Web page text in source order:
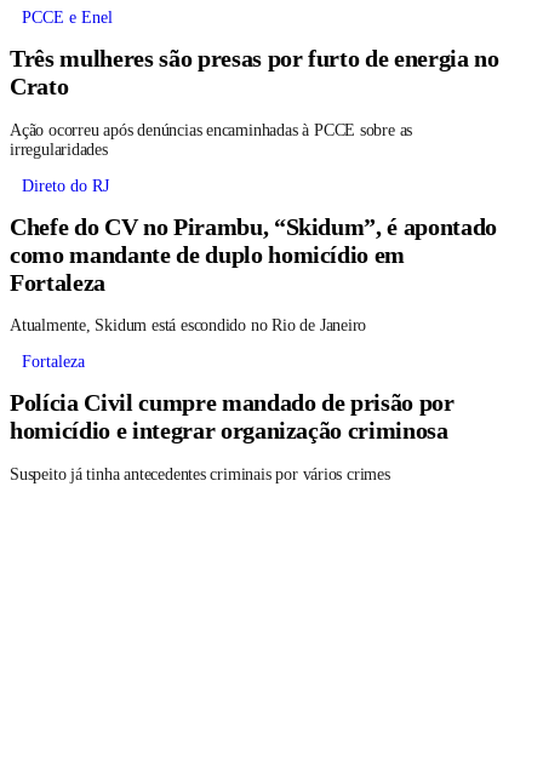
PCCE e Enel
Três mulheres são presas por furto de energia no
Crato
Ação ocorreu após denúncias encaminhadas à PCCE sobre as
irregularidades
Direto do RJ
Chefe do CV no Pirambu, “Skidum”, é apontado
como mandante de duplo homicídio em
Fortaleza
Atualmente, Skidum está escondido no Rio de Janeiro
Fortaleza
Polícia Civil cumpre mandado de prisão por
homicídio e integrar organização criminosa
Suspeito já tinha antecedentes criminais por vários crimes